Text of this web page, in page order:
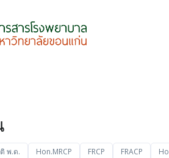
พ.ด. Hon.MRCP FRCP FRACP